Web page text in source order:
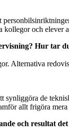
och elever
Hur tar
Alternativa
de
allt frigöra
och resultat